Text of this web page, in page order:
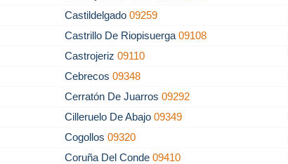
Castildelgado09259
Castrillo De Riopisuerga09108
Castrojeriz09110
Cebrecos09348
Cerratón De Juarros09292
Cilleruelo De Abajo09349
Cogollos09320
Coruña Del Conde09410